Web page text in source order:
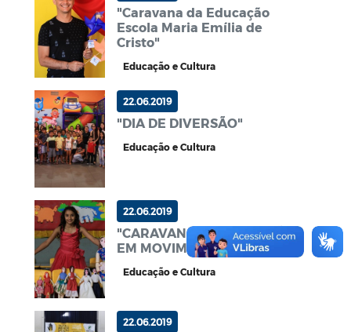
"Caravana da Educação
Escola Maria Emília de
Cristo"
Educação e Cultura
22.06.2019
"DIA DE DIVERSÃO"
Educação e Cultura
22.06.2019
"CARAVANA DA EDUCAÇÃO
EM MOVIMENTO"
Educação e Cultura
22.06.2019